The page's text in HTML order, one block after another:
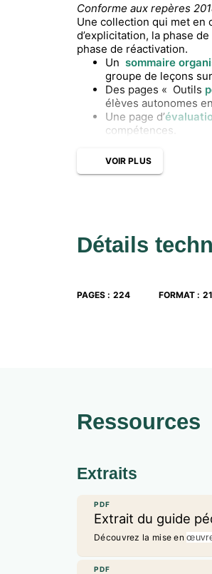
Conforme aux repères
Une collection qui met
d’explicitation, la phase
phase de réactivation.
Un sommaire
groupe de leçons
Des pages « Outils
élèves autonomes
Une page d’
compétences.
de productions
Le guide
VOIR PLUS
Détails
PAGES : 224 FORMAT :
Ressources
Extraits
PDF
Extrait du guide
Découvrez la mise en
PDF